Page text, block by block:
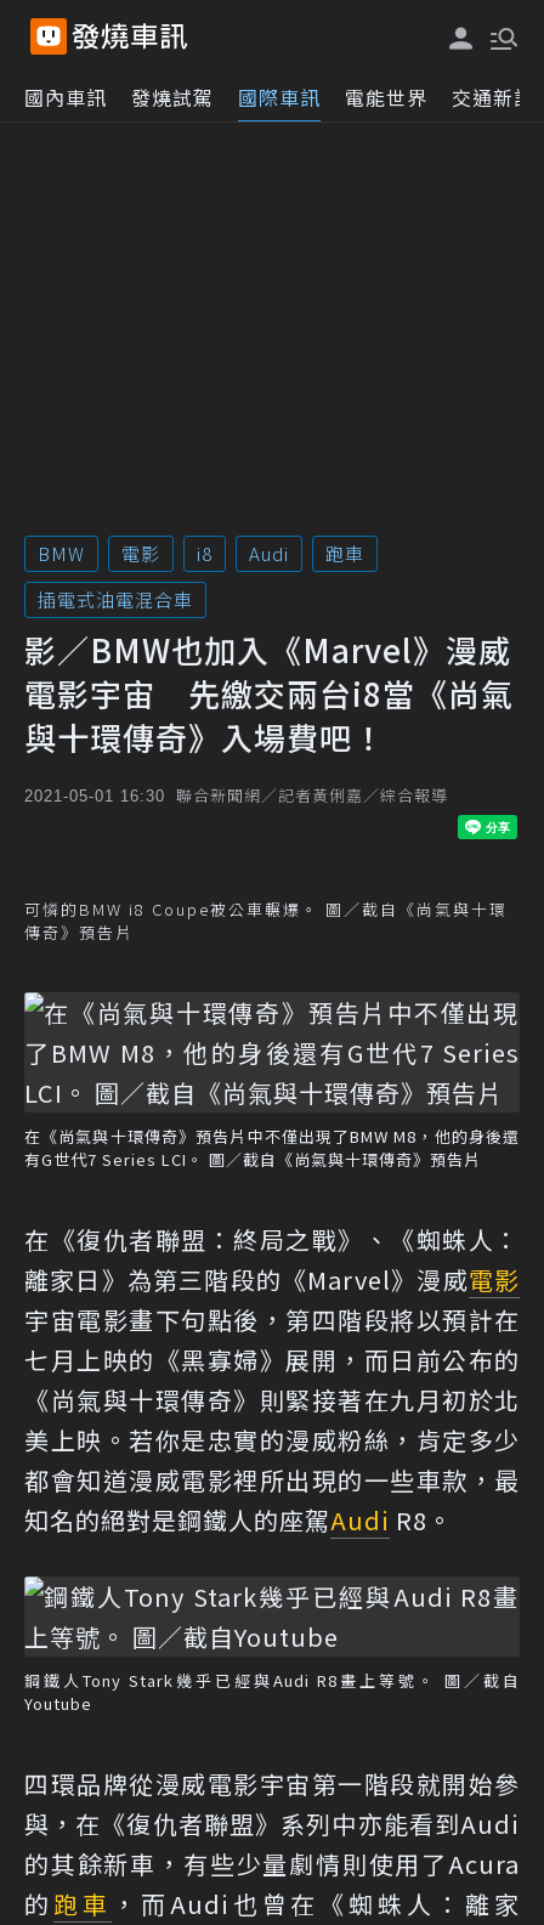
國內車訊 發燒試駕 國際車訊 電能世界 交通新訊
BMW 電影 i8 Audi
跑車
插電式油電混合車
影／BMW也加入《Marvel》漫威
電影宇宙 先繳交兩台i8當《尚氣
與十環傳奇》入場費吧！
2021-05-01 16:30 聯合新聞網／記者黃俐嘉／綜合報導
可憐的BMW i8 Coupe被公車輾爆。 圖／截自《尚氣與十環
傳奇》預告片
在《尚氣與十環傳奇》預告片中不僅出現了BMW M8，他的身後還
有G世代7 Series LCI。 圖／截自《尚氣與十環傳奇》預告片
在《復仇者聯盟：終局之戰》、《蜘蛛人：
離家日》為第三階段的《Marvel》漫威電影
宇宙電影畫下句點後，第四階段將以預計在
七月上映的《黑寡婦》展開，而日前公布的
《尚氣與十環傳奇》則緊接著在九月初於北
美上映。若你是忠實的漫威粉絲，肯定多少
都會知道漫威電影裡所出現的一些車款，最
知名的絕對是鋼鐵人的座駕Audi R8。
鋼鐵人Tony Stark幾乎已經與Audi R8畫上等號。 圖／截自
Youtube
四環品牌從漫威電影宇宙第一階段就開始參
與，在《復仇者聯盟》系列中亦能看到Audi
的其餘新車，有些少量劇情則使用了Acura
的 跑車 ，而Audi也曾在《蜘蛛人：離家